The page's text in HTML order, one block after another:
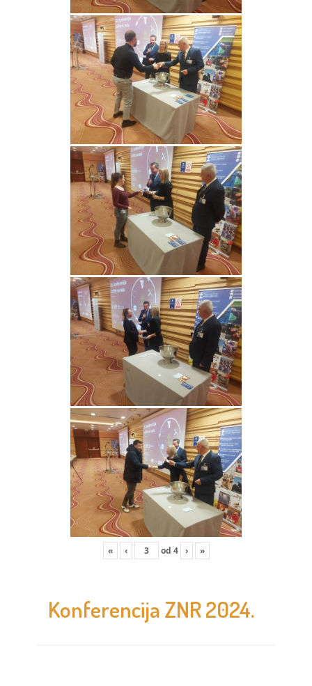
« ‹ od 4 › »
Konferencija ZNR 2024.